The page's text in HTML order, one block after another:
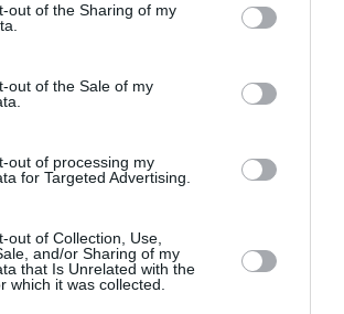
visit or usage behaviour. You may click to
to Google and its third-party tags to
below specified purposes in below Google
out of the Sharing of my
out of the Sale of my
out of processing my
for Targeted Advertising.
out of Collection, Use,
and/or Sharing of my
that Is Unrelated with the
which it was collected.
από την Εθνική Ελλάδος
τον Ανώτατο Ηγέτη του Ιράν
παγίδα» το ότι 7 στους 10 έχουν
από 1.000 ευρώ
Peaks as More Than 129,000
ΟΛΕΣ ΟΙ ΕΙΔΗΣΕΙΣ →